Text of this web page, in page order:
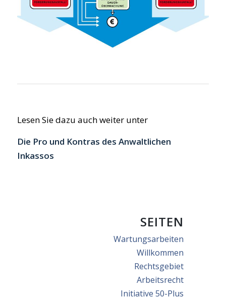
Lesen Sie dazu auch weiter unter
Die Pro und Kontras des Anwaltlichen
Inkassos
SEITEN
Wartungsarbeiten
Willkommen
Rechtsgebiet
Arbeitsrecht
Initiative 50-Plus